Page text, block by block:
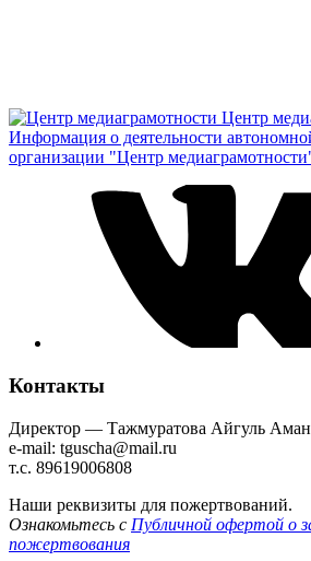
Центр
Информация о деятельности
организации "Центр
Контакты
Директор — Тажмуратова Айгуль
e-mail: tguscha@mail.ru
т.с. 89619006808
Наши реквизиты для пожертвований.
Ознакомьтесь с Публичной офертой о
пожертвования